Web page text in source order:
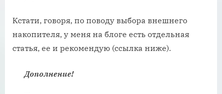
Кстати, говоря, по поводу выбора внешнего
накопителя, у меня на блоге есть отдельная
статья, ее и рекомендую (ссылка ниже).
Дополнение!